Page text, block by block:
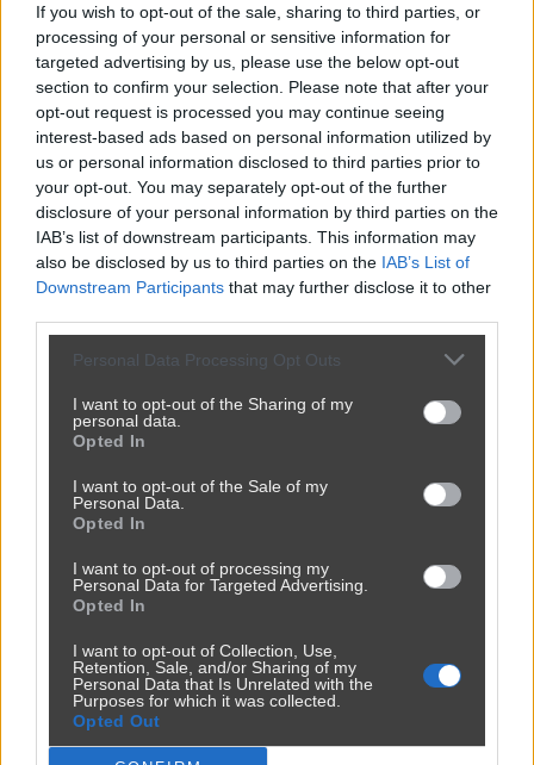
If you wish to opt-out of the sale, sharing to third parties, or
processing of your personal or sensitive information for
targeted advertising by us, please use the below opt-out
section to confirm your selection. Please note that after your
opt-out request is processed you may continue seeing
interest-based ads based on personal information utilized by
us or personal information disclosed to third parties prior to
your opt-out. You may separately opt-out of the further
disclosure of your personal information by third parties on the
IAB’s list of downstream participants. This information may
also be disclosed by us to third parties on the IAB’s List of
Downstream Participants that may further disclose it to other
Personal Data Processing Opt Outs
I want to opt-out of the Sharing of my
personal data.
Opted In
I want to opt-out of the Sale of my
Personal Data.
Opted In
I want to opt-out of processing my
Personal Data for Targeted Advertising.
Opted In
I want to opt-out of Collection, Use,
Retention, Sale, and/or Sharing of my
Personal Data that Is Unrelated with the
Purposes for which it was collected.
Opted Out